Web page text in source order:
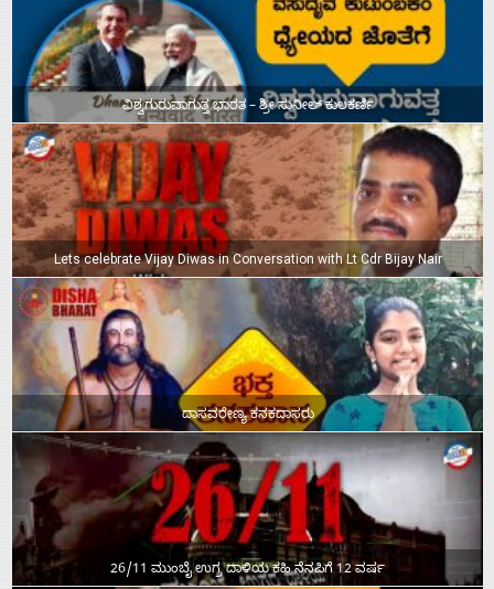
ವಿಶ್ವಗುರುವಾಗುತ್ತ ಭಾರತ – ಶ್ರೀ ಸುನೀಲ್‌ ಕುಲಕರ್ಣಿ
Lets celebrate Vijay Diwas in Conversation with Lt Cdr Bijay Nair
ದಾಸವರೇಣ್ಯ ಕನಕದಾಸರು
26/11 ಮುಂಬೈ ಉಗ್ರ ದಾಳಿಯ ಕಹಿ ನೆನಪಿಗೆ 12 ವರ್ಷ